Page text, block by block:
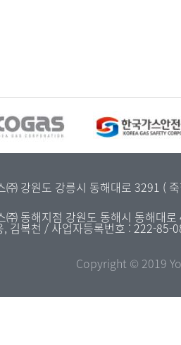
㈜ 강원도 강릉시 동해대로 3291 (
㈜ 동해지점 강원도 동해시 동해대
, 김복천 / 사업자등록번호 : 222-85-
Copyright © 2019